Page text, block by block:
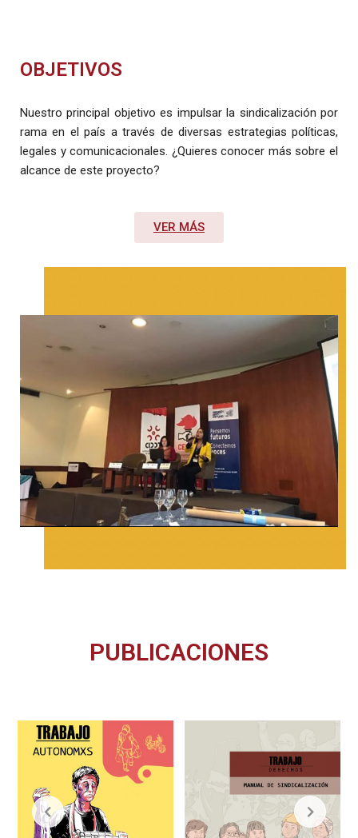
OBJETIVOS
Nuestro principal objetivo es impulsar la sindicalización por
rama en el país a través de diversas estrategias políticas,
legales y comunicacionales. ¿Quieres conocer más sobre el
alcance de este proyecto?
VER MÁS
PUBLICACIONES